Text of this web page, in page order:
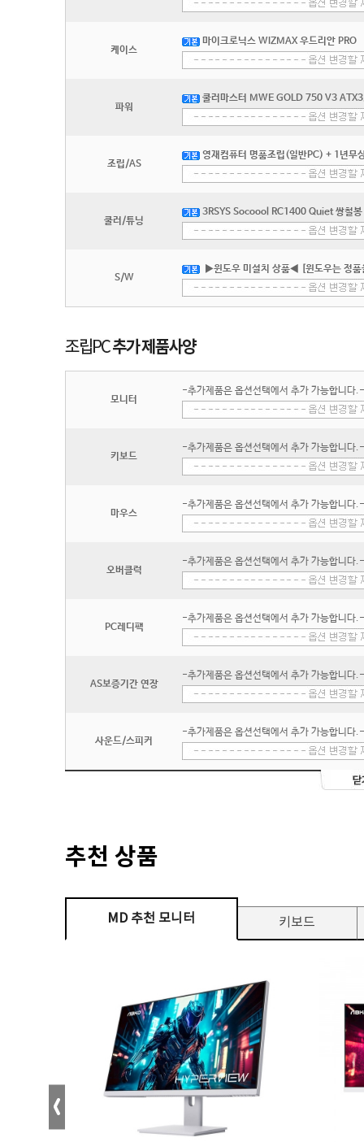
케이스
마이크로닉스 WIZMAX 우드리안 PRO
파워
쿨러마스터 MWE GOLD 750 V3
조립/AS
영재컴퓨터 명품조립(일반PC) + 1년무
쿨러/튜닝
3RSYS Socoool RC1400 Quiet 쌍철
S/W
▶윈도우 미설치 상품◀ [윈도우는 정
모니터
-추가제품은 옵션선택에서 추가 가능합니다.-
키보드
-추가제품은 옵션선택에서 추가 가능합니다.-
마우스
-추가제품은 옵션선택에서 추가 가능합니다.-
오버클럭
-추가제품은 옵션선택에서 추가 가능합니다.-
PC레디팩
-추가제품은 옵션선택에서 추가 가능합니다.-
AS보증기간 연장
-추가제품은 옵션선택에서 추가 가능합니다.-
사운드/스피커
-추가제품은 옵션선택에서 추가 가능합니다.-
추천 상품
MD 추천 모니터 키보드